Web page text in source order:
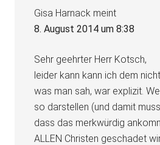
Gisa Harnack meint
8. August 2014 um 8:38
Sehr geehrter Herr Kotsch,
leider kann kann ich dem
was man sah, war explizit.
so darstellen (und damit
dass das merkwürdig
ALLEN Christen geschadet